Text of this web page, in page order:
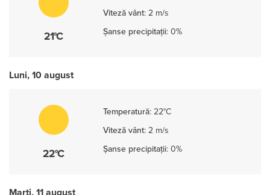
21°C
Viteză vânt:2 m/s
Șanse precipitații:0%
Luni, 10 august
22°C
Temperatură:22°C
Viteză vânt:2 m/s
Șanse precipitații:0%
Marți, 11 august